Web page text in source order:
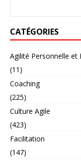
CATÉGORIES
Agilité Personnelle et
(11)
Coaching
(225)
Culture Agile
(423)
Facilitation
(147)